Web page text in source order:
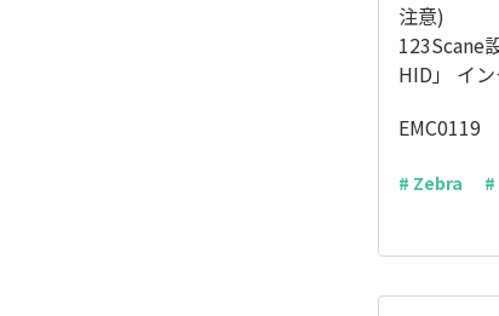
注意)
123Scane
HID」 イ
EMC0119
# Zebra #